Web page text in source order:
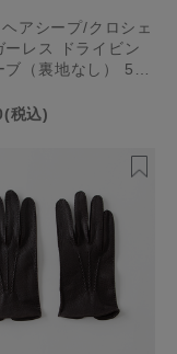
アシープ/クロシェ
ーレス ドライビン
ブ（裏地なし） 5-0
(税込)